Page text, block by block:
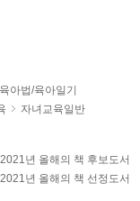
육아법/육아일기
자녀교육일반
2021년 올해의 책 후보도서
2021년 올해의 책 선정도서